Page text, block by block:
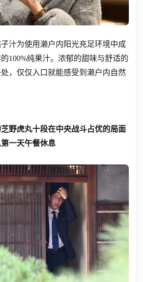
汁为使用濑户内阳光充足环境中成
100%纯果汁。浓郁的甜味与舒适的
，仅仅入口就能感受到濑户内自然
野虎丸十段在中央战斗占优的局面
一天午餐休息